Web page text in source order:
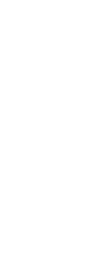
megelőzési mérés
Fürdőszoba
Fürdőszoba
Fürdőszoba
Fürdőszoba
Fürdőszoba